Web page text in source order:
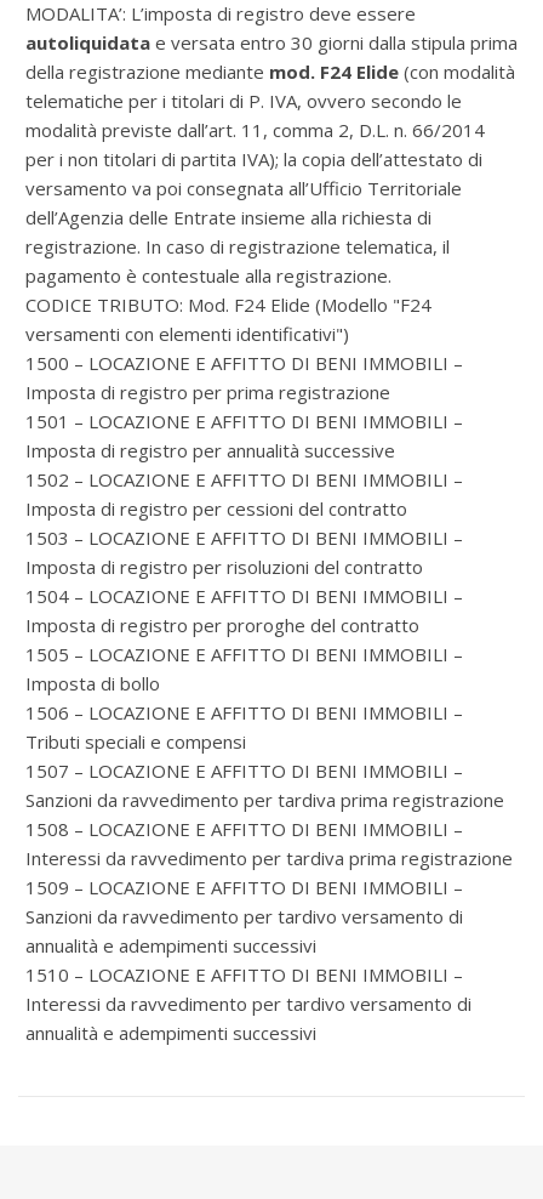
MODALITA’: L’imposta di registro deve essere
autoliquidata e versata entro 30 giorni dalla stipula prima
della registrazione mediante mod. F24 Elide (con modalità
telematiche per i titolari di P. IVA, ovvero secondo le
modalità previste dall’art. 11, comma 2, D.L. n. 66/2014
per i non titolari di partita IVA); la copia dell’attestato di
versamento va poi consegnata all’Ufficio Territoriale
dell’Agenzia delle Entrate insieme alla richiesta di
registrazione. In caso di registrazione telematica, il
pagamento è contestuale alla registrazione.
CODICE TRIBUTO: Mod. F24 Elide (Modello "F24
versamenti con elementi identificativi")
1500 – LOCAZIONE E AFFITTO DI BENI IMMOBILI –
Imposta di registro per prima registrazione
1501 – LOCAZIONE E AFFITTO DI BENI IMMOBILI –
Imposta di registro per annualità successive
1502 – LOCAZIONE E AFFITTO DI BENI IMMOBILI –
Imposta di registro per cessioni del contratto
1503 – LOCAZIONE E AFFITTO DI BENI IMMOBILI –
Imposta di registro per risoluzioni del contratto
1504 – LOCAZIONE E AFFITTO DI BENI IMMOBILI –
Imposta di registro per proroghe del contratto
1505 – LOCAZIONE E AFFITTO DI BENI IMMOBILI –
Imposta di bollo
1506 – LOCAZIONE E AFFITTO DI BENI IMMOBILI –
Tributi speciali e compensi
1507 – LOCAZIONE E AFFITTO DI BENI IMMOBILI –
Sanzioni da ravvedimento per tardiva prima registrazione
1508 – LOCAZIONE E AFFITTO DI BENI IMMOBILI –
Interessi da ravvedimento per tardiva prima registrazione
1509 – LOCAZIONE E AFFITTO DI BENI IMMOBILI –
Sanzioni da ravvedimento per tardivo versamento di
annualità e adempimenti successivi
1510 – LOCAZIONE E AFFITTO DI BENI IMMOBILI –
Interessi da ravvedimento per tardivo versamento di
annualità e adempimenti successivi